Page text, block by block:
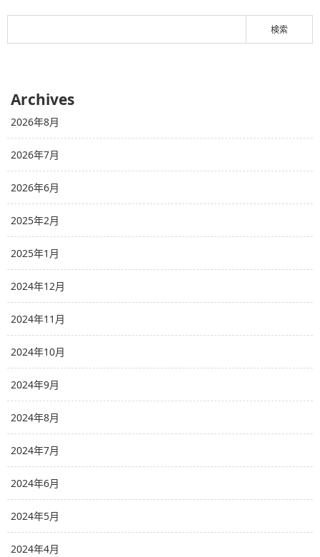
Archives
2026年8月
2026年7月
2026年6月
2025年2月
2025年1月
2024年12月
2024年11月
2024年10月
2024年9月
2024年8月
2024年7月
2024年6月
2024年5月
2024年4月